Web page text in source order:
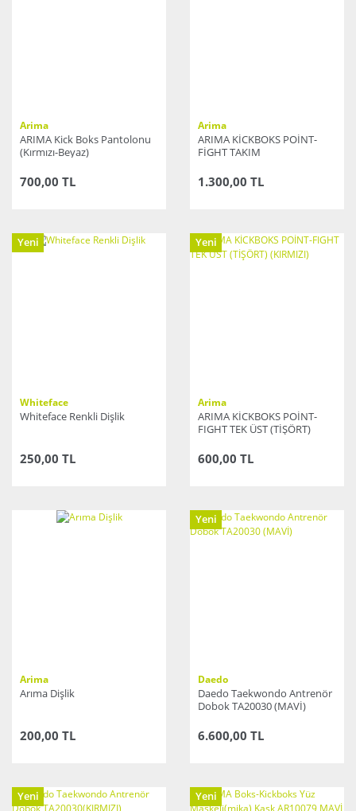
Arima
ARIMA Kick Boks Pantolonu
(Kırmızı-Beyaz)
700,00 TL
Arima
ARIMA KİCKBOKS POİNT-
FİGHT TAKIM
1.300,00 TL
Yeni
Whiteface
Whiteface Renkli Dişlik
250,00 TL
Yeni
Arima
ARIMA KİCKBOKS POİNT-
FIGHT TEK ÜST (TİŞÖRT)
600,00 TL
Arima
Arıma Dişlik
200,00 TL
Yeni
Daedo
Daedo Taekwondo Antrenör
Dobok TA20030 (MAVİ)
6.600,00 TL
Yeni Yeni